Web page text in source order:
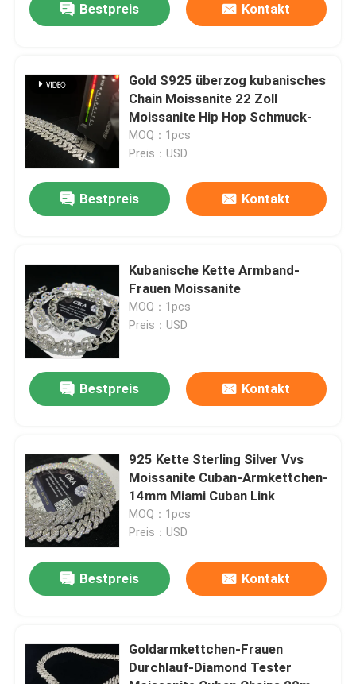
Bestpreis Kontakt
Gold S925 überzog kubanisches
Chain Moissanite 22 Zoll
Moissanite Hip Hop Schmuck-
MOQ：1pcs
Preis：USD
Bestpreis Kontakt
Kubanische Kette Armband-
Frauen Moissanite
MOQ：1pcs
Preis：USD
Bestpreis Kontakt
925 Kette Sterling Silver Vvs
Moissanite Cuban-Armkettchen-
14mm Miami Cuban Link
MOQ：1pcs
Preis：USD
Bestpreis Kontakt
Goldarmkettchen-Frauen
Durchlauf-Diamond Tester